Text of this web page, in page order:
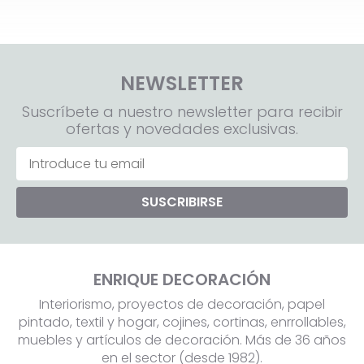
NEWSLETTER
Suscríbete a nuestro newsletter para recibir
ofertas y novedades exclusivas.
SUSCRIBIRSE
ENRIQUE DECORACIÓN
Interiorismo, proyectos de decoración, papel
pintado, textil y hogar, cojines, cortinas, enrrollables,
muebles y artículos de decoración. Más de 36 años
en el sector (desde 1982).